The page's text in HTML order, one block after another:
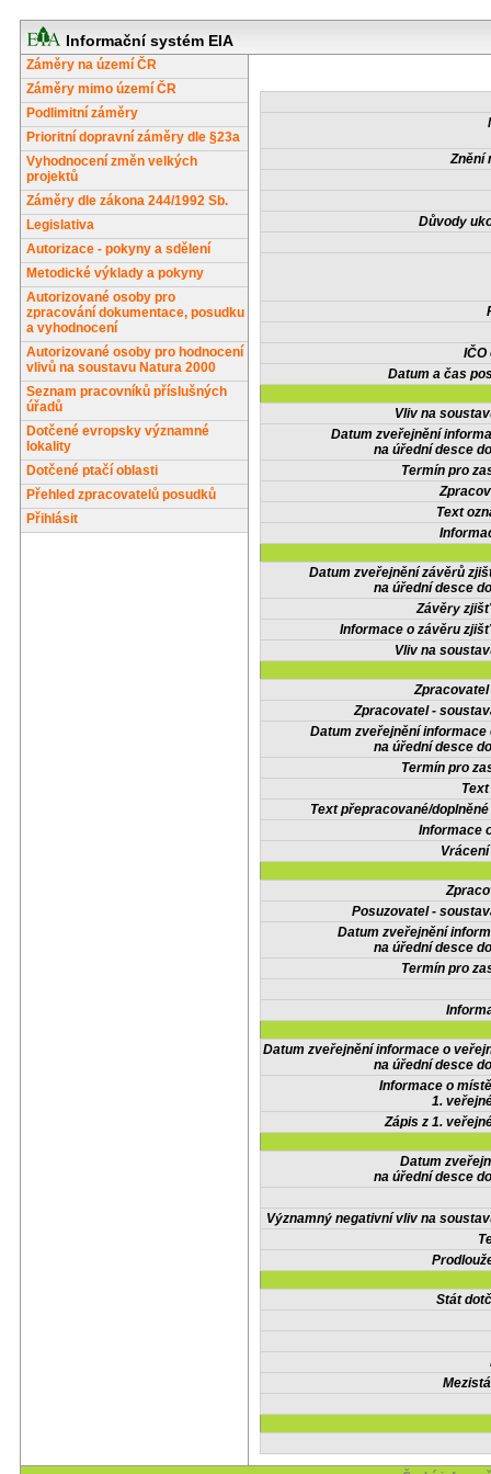
Informační systém EIA
Záměry na území ČR
Záměry mimo území ČR
Podlimitní záměry
Prioritní dopravní záměry dle §23a
Vyhodnocení změn velkých
projektů
Záměry dle zákona 244/1992 Sb.
Legislativa
Autorizace - pokyny a sdělení
Metodické výklady a pokyny
Autorizované osoby pro
zpracování dokumentace, posudku
a vyhodnocení
Autorizované osoby pro hodnocení
vlivů na soustavu Natura 2000
Seznam pracovníků příslušných
úřadů
Dotčené evropsky významné
lokality
Dotčené ptačí oblasti
Přehled zpracovatelů posudků
Přihlásit
Znění
Důvody
IČO
Datum a čas
Vliv na
Datum zveřejnění
na úřední desce
Termín pro
Text
Datum zveřejnění závěrů
na úřední desce
Závěry
Informace o závěru
Vliv na
Zpracovatel -
Datum zveřejnění informace
na úřední desce
Termín pro
Text přepracované/
Informace
Posuzovatel -
Datum zveřejnění
na úřední desce
Termín pro
Datum zveřejnění informace o
na úřední desce
Informace o
1.
Zápis z 1.
Datum
na úřední desce
Významný negativní vliv na
Stát